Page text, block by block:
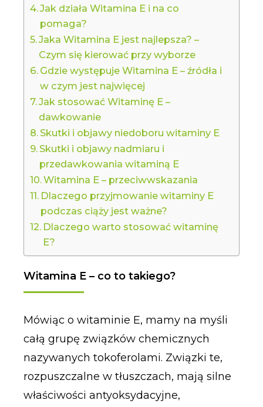
Jak działa Witamina E i na co
pomaga?
Jaka Witamina E jest najlepsza? –
Czym się kierować przy wyborze
Gdzie występuje Witamina E – źródła i
w czym jest najwięcej
Jak stosować Witaminę E –
dawkowanie
Skutki i objawy niedoboru witaminy E
Skutki i objawy nadmiaru i
przedawkowania witaminą E
Witamina E – przeciwwskazania
Dlaczego przyjmowanie witaminy E
podczas ciąży jest ważne?
Dlaczego warto stosować witaminę
E?
Witamina E – co to takiego?
Mówiąc o witaminie E, mamy na myśli
całą grupę związków chemicznych
nazywanych tokoferolami. Związki te,
rozpuszczalne w tłuszczach, mają silne
właściwości antyoksydacyjne,